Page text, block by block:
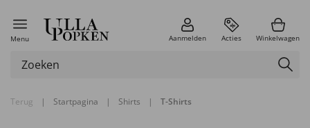
Menu Aanmelden Acties Winkelwagen
Terug | Startpagina | Shirts | T-Shirts